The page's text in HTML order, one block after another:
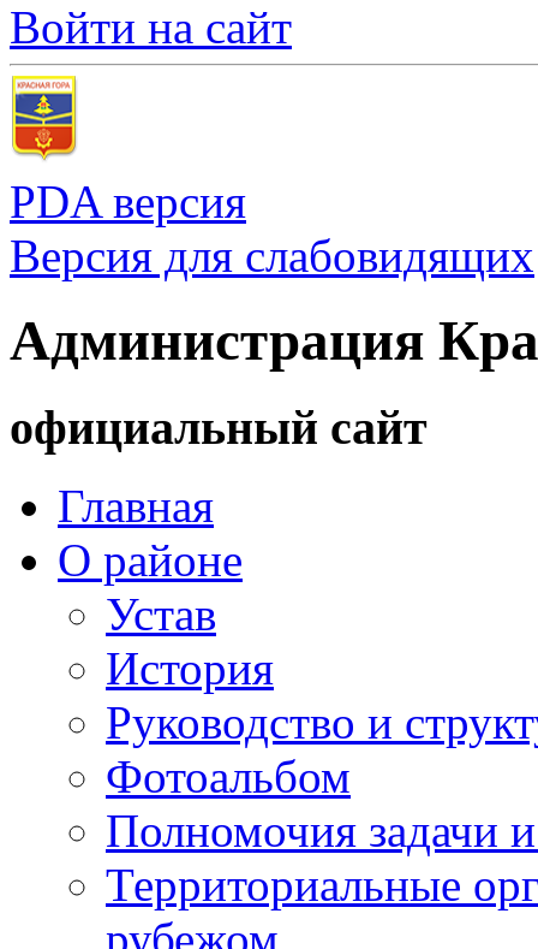
Войти на сайт
PDA версия
Версия для слабовидящих
Администрация
официальный сайт
Главная
О районе
Устав
История
Руководство и
Фотоальбом
Полномочия задачи
Территориальные
рубежом